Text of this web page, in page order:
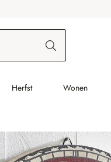
Herfst Wonen